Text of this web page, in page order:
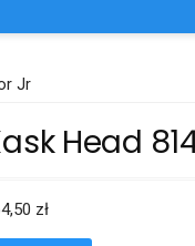
Jr
Head
zł